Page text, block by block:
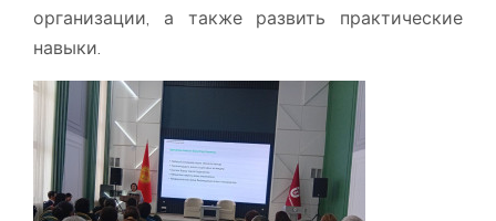
организации, а также развить практические
навыки.